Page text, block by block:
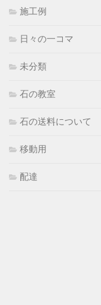
施工例
日々の一コマ
未分類
石の教室
石の送料について
移動用
配達